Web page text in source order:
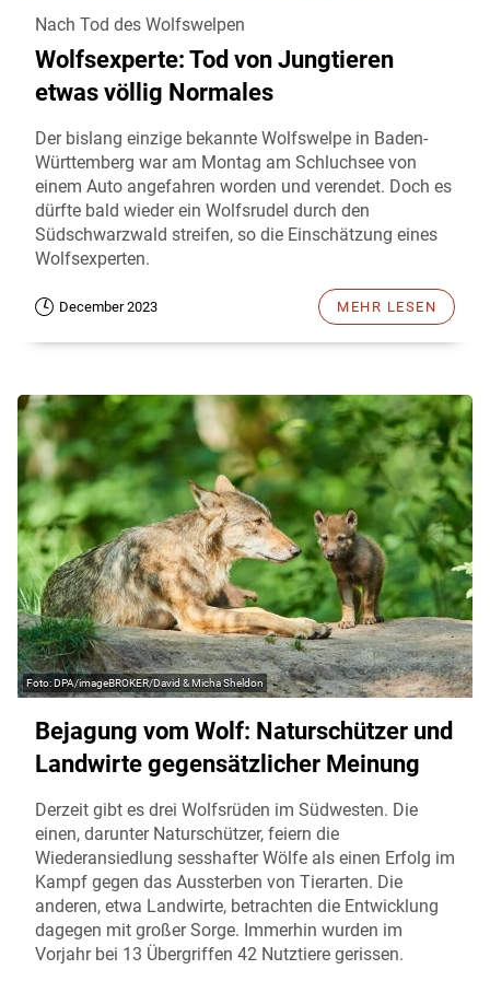
Nach Tod des Wolfswelpen
Wolfsexperte: Tod von Jungtieren
etwas völlig Normales
Der bislang einzige bekannte Wolfswelpe in Baden-
Württemberg war am Montag am Schluchsee von
einem Auto angefahren worden und verendet. Doch es
dürfte bald wieder ein Wolfsrudel durch den
Südschwarzwald streifen, so die Einschätzung eines
Wolfsexperten.
December 2023 MEHR LESEN
DPA/imageBROKER/David & Micha Sheldon
Bejagung vom Wolf: Naturschützer und
Landwirte gegensätzlicher Meinung
Derzeit gibt es drei Wolfsrüden im Südwesten. Die
einen, darunter Naturschützer, feiern die
Wiederansiedlung sesshafter Wölfe als einen Erfolg im
Kampf gegen das Aussterben von Tierarten. Die
anderen, etwa Landwirte, betrachten die Entwicklung
dagegen mit großer Sorge. Immerhin wurden im
Vorjahr bei 13 Übergriffen 42 Nutztiere gerissen.